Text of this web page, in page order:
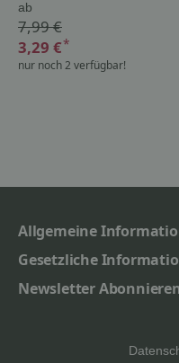
ab
7,99 €
3,29 €*
nur noch 2 verfügbar!
Allgemeine
Gesetzliche
Newsletter